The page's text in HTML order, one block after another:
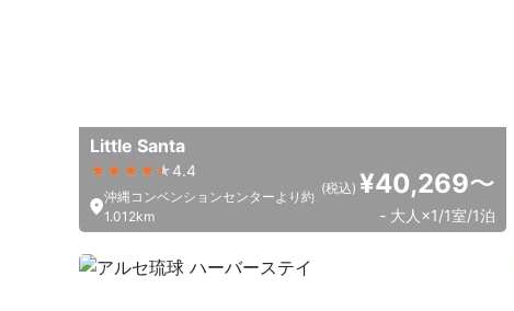
Little Santa
4.4
沖縄コンベンションセンターより約
1.012km
(税込) ¥40,269〜
- 大人×1/1室/1泊